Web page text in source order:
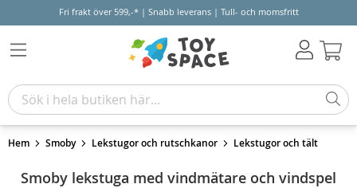
Fri frakt över 599,-* | Snabb leverans | Tull- och momsfritt
Hem Smoby Lekstugor och rutschkanor Lekstugor och tält
Smoby lekstuga med vindmätare och vindspel